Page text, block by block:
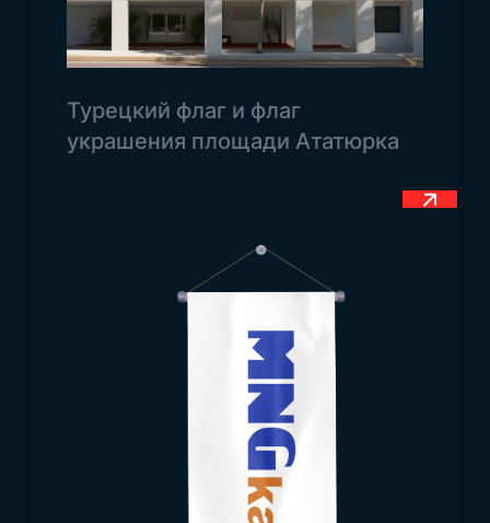
Флаг Гренады может быть изготовлен в любых
необходимых размерах. Наша компания
пропорциях 1×1,5 метра, так и в гораздо
больших масштабах — в зависимости от
Области использования
флага Гренады
Как официальный и национальный символ, флаг
используется в различных сферах. Внутри
страны он размещается в школах, медицинских
учреждениях, государственных и частных
организациях. Также он используется как
внутри помещений, так и на открытом воздухе.
За пределами страны флаг Гренады применяют
Турецкий флаг и флаг
украшения площади Ататюрка